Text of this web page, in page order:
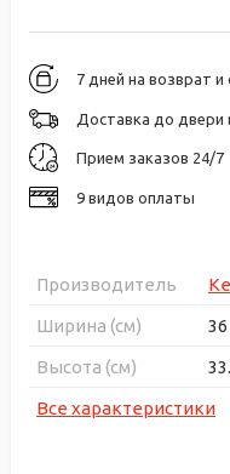
7 дней на возврат и
Доставка до
Прием заказов 24/7
9 видов оплаты
Производитель
Ширина (см)
36
Высота (см)
Все характеристики